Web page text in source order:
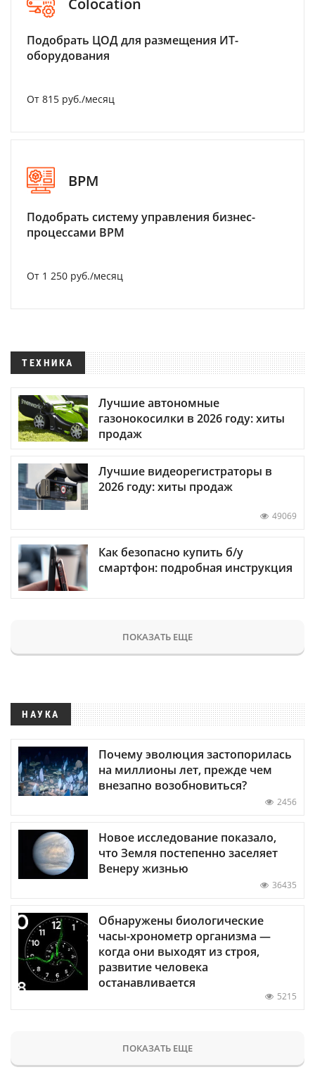
Подобрать ЦОД для размещения ИТ-
оборудования
От 815 руб./месяц
BPM
Подобрать систему управления бизнес-
процессами BPM
От 1 250 руб./месяц
ТЕХНИКА
Лучшие автономные
газонокосилки в 2026 году: хиты
продаж
Лучшие видеорегистраторы в
2026 году: хиты продаж
49069
Как безопасно купить б/у
смартфон: подробная инструкция
ПОКАЗАТЬ ЕЩЕ
НАУКА
Почему эволюция застопорилась
на миллионы лет, прежде чем
внезапно возобновиться?
2456
Новое исследование показало,
что Земля постепенно заселяет
Венеру жизнью
36435
Обнаружены биологические
часы-хронометр организма —
когда они выходят из строя,
развитие человека
останавливается
5215
ПОКАЗАТЬ ЕЩЕ